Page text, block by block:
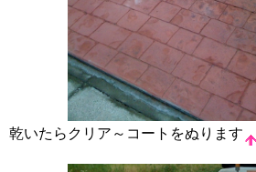
乾いたらクリア～コートをぬります